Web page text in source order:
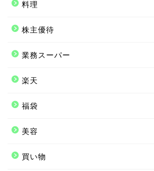
料理
株主優待
業務スーパー
楽天
福袋
美容
買い物